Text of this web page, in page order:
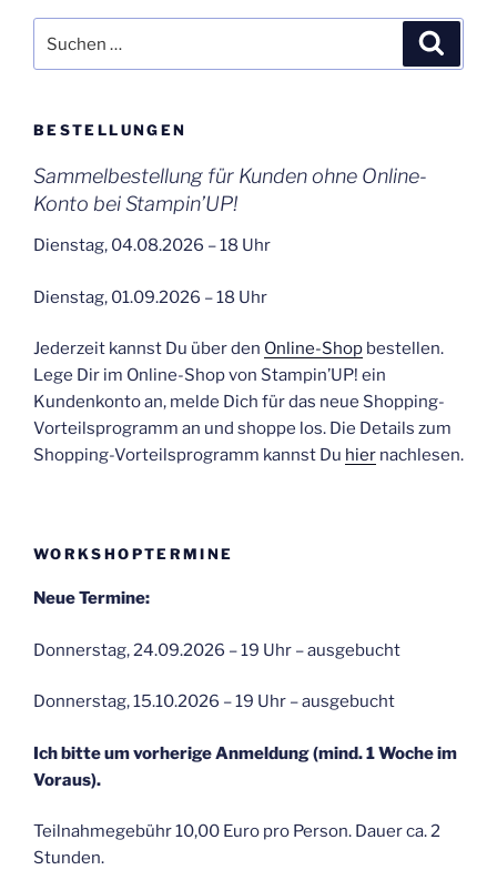
nach:
BESTELLUNGEN
Sammelbestellung für Kunden ohne Online-
Konto bei Stampin’UP!
Dienstag, 04.08.2026 – 18 Uhr
Dienstag, 01.09.2026 – 18 Uhr
Jederzeit kannst Du über den Online-Shop bestellen.
Lege Dir im Online-Shop von Stampin’UP! ein
Kundenkonto an, melde Dich für das neue Shopping-
Vorteilsprogramm an und shoppe los. Die Details zum
Shopping-Vorteilsprogramm kannst Du hier nachlesen.
WORKSHOPTERMINE
Neue Termine:
Donnerstag, 24.09.2026 – 19 Uhr – ausgebucht
Donnerstag, 15.10.2026 – 19 Uhr – ausgebucht
Ich bitte um vorherige Anmeldung (mind. 1 Woche im
Voraus).
Teilnahmegebühr 10,00 Euro pro Person. Dauer ca. 2
Stunden.